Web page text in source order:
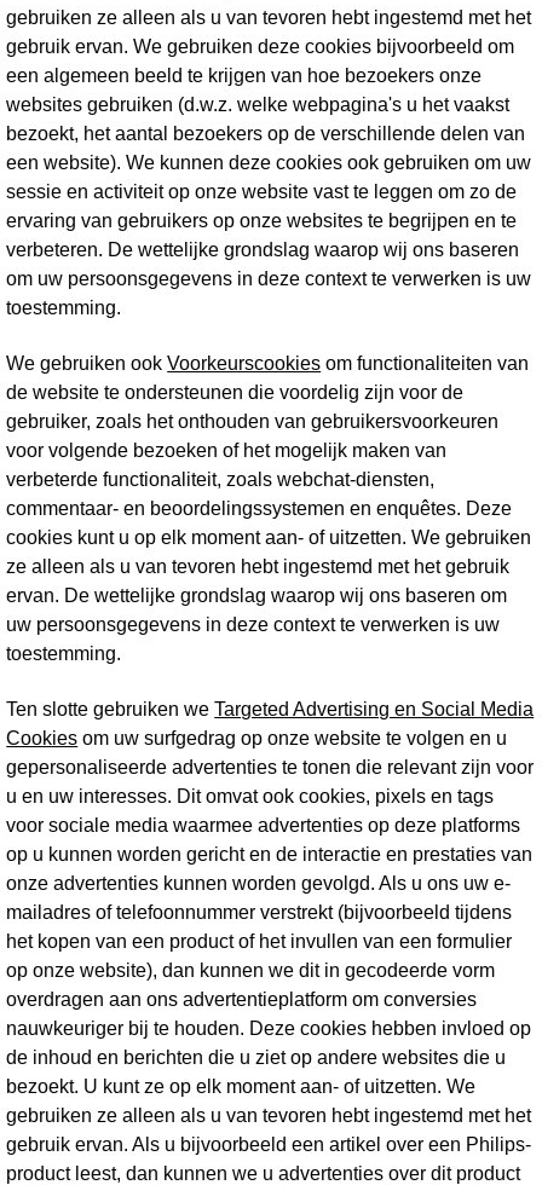
gebruiken ze alleen als u van tevoren hebt ingestemd met het
gebruik ervan. We gebruiken deze cookies bijvoorbeeld om
een algemeen beeld te krijgen van hoe bezoekers onze
websites gebruiken (d.w.z. welke webpagina's u het vaakst
bezoekt, het aantal bezoekers op de verschillende delen van
een website). We kunnen deze cookies ook gebruiken om uw
sessie en activiteit op onze website vast te leggen om zo de
ervaring van gebruikers op onze websites te begrijpen en te
verbeteren. De wettelijke grondslag waarop wij ons baseren
om uw persoonsgegevens in deze context te verwerken is uw
toestemming.
We gebruiken ookVoorkeurscookies om functionaliteiten van
de website te ondersteunen die voordelig zijn voor de
gebruiker, zoals het onthouden van gebruikersvoorkeuren
voor volgende bezoeken of het mogelijk maken van
verbeterde functionaliteit, zoals webchat-diensten,
commentaar- en beoordelingssystemen en enquêtes. Deze
cookies kunt u op elk moment aan- of uitzetten. We gebruiken
ze alleen als u van tevoren hebt ingestemd met het gebruik
ervan. De wettelijke grondslag waarop wij ons baseren om
uw persoonsgegevens in deze context te verwerken is uw
toestemming.
Ten slotte gebruiken weTargeted Advertising en Social Media
Cookies om uw surfgedrag op onze website te volgen en u
gepersonaliseerde advertenties te tonen die relevant zijn voor
u en uw interesses. Dit omvat ook cookies, pixels en tags
voor sociale media waarmee advertenties op deze platforms
op u kunnen worden gericht en de interactie en prestaties van
onze advertenties kunnen worden gevolgd. Als u ons uw e-
mailadres of telefoonnummer verstrekt (bijvoorbeeld tijdens
het kopen van een product of het invullen van een formulier
op onze website), dan kunnen we dit in gecodeerde vorm
overdragen aan ons advertentieplatform om conversies
nauwkeuriger bij te houden. Deze cookies hebben invloed op
de inhoud en berichten die u ziet op andere websites die u
bezoekt. U kunt ze op elk moment aan- of uitzetten. We
gebruiken ze alleen als u van tevoren hebt ingestemd met het
gebruik ervan. Als u bijvoorbeeld een artikel over een Philips-
product leest, dan kunnen we u advertenties over dit product